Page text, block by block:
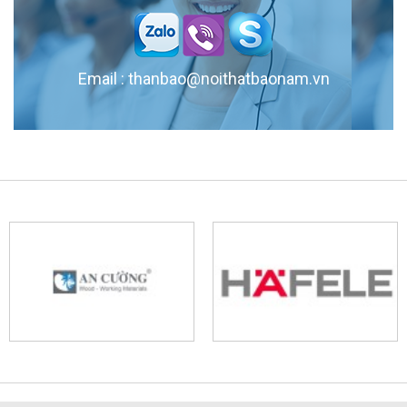
Tủ Bếp Gỗ MDF Đẹp, Giá Rẻ, Chất Lượng Cao
Tủ bếp gỗ MDF đẹp, giá rẻ và chất lượng cao tại Nội Thất Bảo Nam. Với
Tiện Nghi
Khám phá những xu hướng nội thất phòng ngủ chung cư hiện đại với
Email : thanbao@noithatbaonam.vn